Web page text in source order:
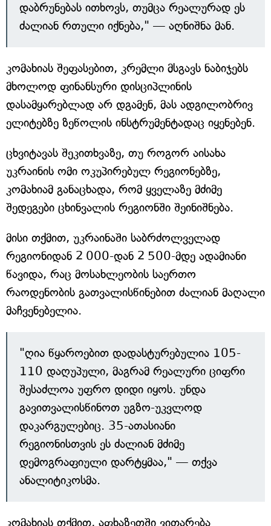
დაბრუნებას ითხოვს, თუმცა რეალურად ეს
ძალიან რთული იქნება," — აღნიშნა მან.
კომახიას შეფასებით, კრემლი მსგავს ნაბიჯებს
მხოლოდ ფინანსური დისციპლინის
დასამყარებლად არ დგამენ, მას ადგილობრივ
ელიტებზე ზეწოლის ინსტრუმენტადაც იყენებენ.
ცხვიტავას შეკითხვაზე, თუ როგორ აისახა
უკრაინის ომი ოკუპირებულ რეგიონებზე,
კომახიამ განაცხადა, რომ ყველაზე მძიმე
შედეგები ცხინვალის რეგიონში შეინიშნება.
მისი თქმით, უკრაინაში საბრძოლველად
რეგიონიდან 2 000-დან 2 500-მდე ადამიანი
წავიდა, რაც მოსახლეობის საერთო
რაოდენობის გათვალისწინებით ძალიან მაღალი
მაჩვენებელია.
"ღია წყაროებით დადასტურებულია 105-
110 დაღუპული, მაგრამ რეალური ციფრი
შესაძლოა უფრო დიდი იყოს. უნდა
გავითვალისწინოთ უგზო-უკვლოდ
დაკარგულებიც. 35-ათასიანი
რეგიონისთვის ეს ძალიან მძიმე
დემოგრაფიული დარტყმაა," — თქვა
ანალიტიკოსმა.
კომახიას თქმით, აფხაზეთში ვითარება